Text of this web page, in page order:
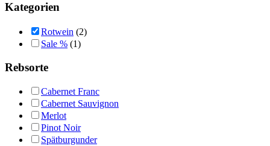
Kategorien
Rotwein (2)
Sale % (1)
Rebsorte
Cabernet Franc
Cabernet Sauvignon
Merlot
Pinot Noir
Spätburgunder